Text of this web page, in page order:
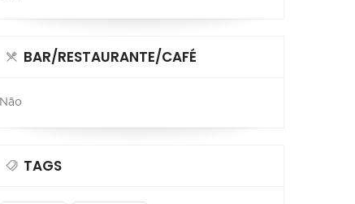
BAR/RESTAURANTE/CAFÉ
Não
TAGS